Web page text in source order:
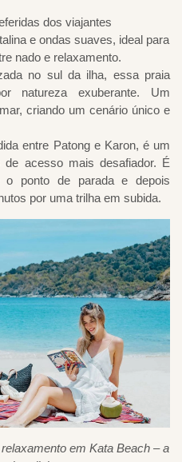
dos viajantes
e ondas suaves, ideal para
nado e relaxamento.
no sul da ilha, essa praia
natureza exuberante. Um
criando um cenário único e
entre Patong e Karon, é um
de acesso mais desafiador. É
ponto de parada e depois
por uma trilha em subida.
em Kata Beach – a